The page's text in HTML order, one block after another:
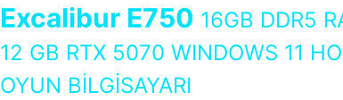
Excalibur E750 16GB DDR5
12 GB RTX 5070 WINDOWS 11
OYUN BİLGİSAYARI